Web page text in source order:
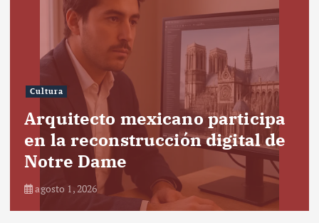
Cultura
Arquitecto mexicano participa
en la reconstrucción digital de
Notre Dame
agosto 1, 2026